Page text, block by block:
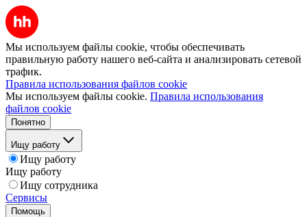
Мы используем файлы cookie, чтобы обеспечивать
правильную работу нашего веб-сайта и анализировать сетевой
трафик.
Правила использования файлов cookie
Мы используем файлы cookie. Правила использования
файлов cookie
Понятно
Ищу работу
Ищу работу
Ищу работу
Ищу сотрудника
Сервисы
Помощь